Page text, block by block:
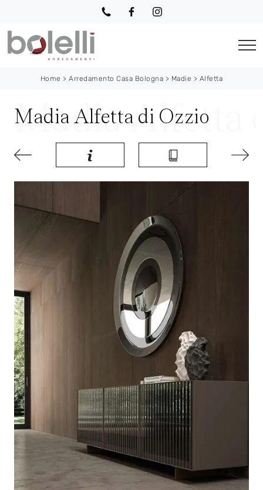
Home >Arredamento Casa Bologna > Madie > Alfetta
Madia Alfetta di Ozzio